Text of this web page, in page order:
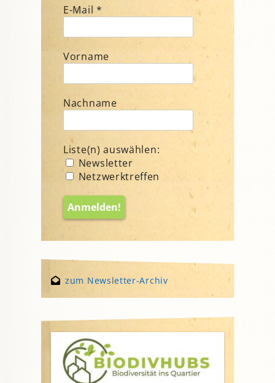
E-Mail *
Vorname
Nachname
Liste(n) auswählen:
Newsletter
Netzwerktreffen
zum Newsletter-Archiv